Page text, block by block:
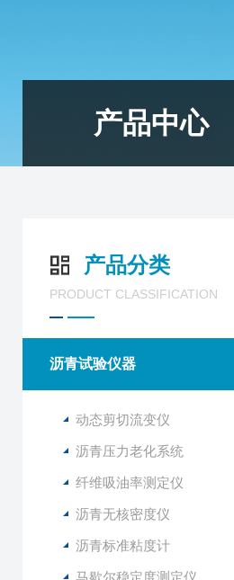
产品中心
产品分类
PRODUCT CLASSIFICATION
沥青试验仪器
动态剪切流变仪
沥青压力老化系统
纤维吸油率测定仪
沥青无核密度仪
沥青标准粘度计
马歇尔稳定度测定仪